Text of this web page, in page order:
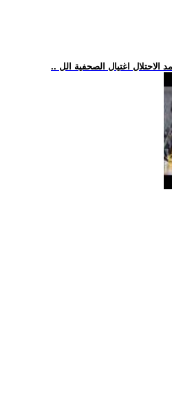
الاحتلال اغتيال الصحفية الل